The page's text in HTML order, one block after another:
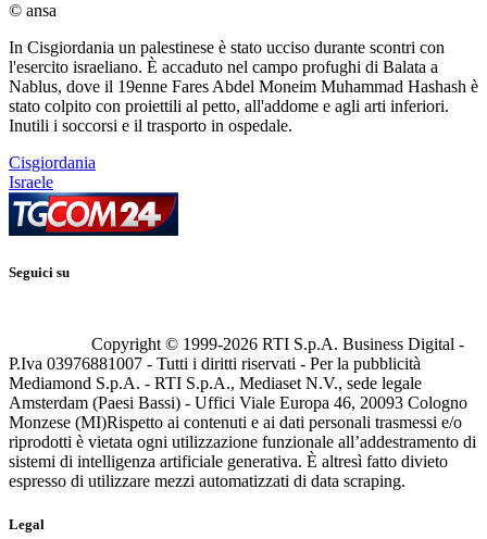
© ansa
In Cisgiordania un palestinese è stato ucciso durante scontri con
l'esercito israeliano. È accaduto nel campo profughi di Balata a
Nablus, dove il 19enne Fares Abdel Moneim Muhammad Hashash è
stato colpito con proiettili al petto, all'addome e agli arti inferiori.
Inutili i soccorsi e il trasporto in ospedale.
Cisgiordania
Israele
Seguici su
Copyright © 1999-2026 RTI S.p.A. Business Digital -
P.Iva 03976881007 - Tutti i diritti riservati - Per la pubblicità
Mediamond S.p.A. - RTI S.p.A., Mediaset N.V., sede legale
Amsterdam (Paesi Bassi) - Uffici Viale Europa 46, 20093 Cologno
Monzese (MI)Rispetto ai contenuti e ai dati personali trasmessi e/o
riprodotti è vietata ogni utilizzazione funzionale all’addestramento di
sistemi di intelligenza artificiale generativa. È altresì fatto divieto
espresso di utilizzare mezzi automatizzati di data scraping.
Legal